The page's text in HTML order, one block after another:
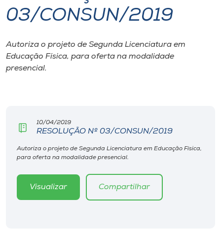
I.nova
Diplomados
Rádio
03/CONSUN/2019
Autoriza o projeto de Segunda Licenciatura em
Educação Física, para oferta na modalidade
presencial.
10/04/2019
RESOLUÇÃO Nº 03/CONSUN/2019
Autoriza o projeto de Segunda Licenciatura em Educação Física,
para oferta na modalidade presencial.
Visualizar Compartilhar